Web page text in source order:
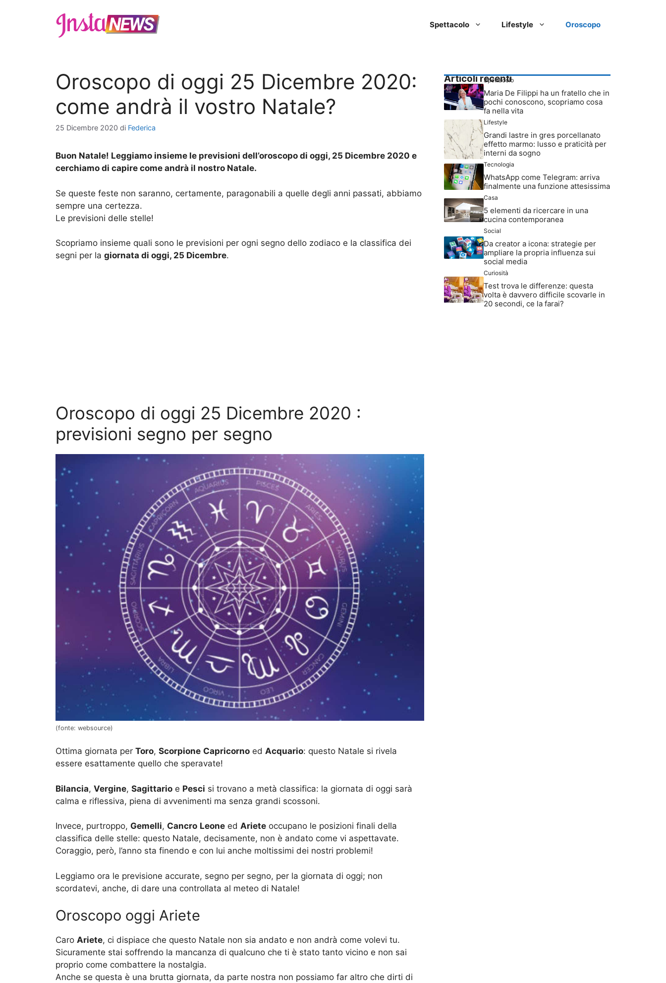
Spettacolo Lifestyle Oroscopo
Oroscopo di oggi 25 Dicembre 2020:
come andrà il vostro Natale?
25 Dicembre 2020 di Federica
Buon Natale! Leggiamo insieme le previsioni dell’oroscopo di oggi, 25 Dicembre 2020 e
cerchiamo di capire come andrà il nostro Natale.
Se queste feste non saranno, certamente, paragonabili a quelle degli anni passati, abbiamo
sempre una certezza.
Le previsioni delle stelle!
Scopriamo insieme quali sono le previsioni per ogni segno dello zodiaco e la classifica dei
segni per la giornata di oggi, 25 Dicembre.
Oroscopo di oggi 25 Dicembre 2020 :
previsioni segno per segno
(fonte: websource)
Ottima giornata per Toro, Scorpione Capricorno ed Acquario: questo Natale si rivela
essere esattamente quello che speravate!
Bilancia, Vergine, Sagittario e Pesci si trovano a metà classifica: la giornata di oggi sarà
calma e riflessiva, piena di avvenimenti ma senza grandi scossoni.
Invece, purtroppo, Gemelli, Cancro Leone ed Ariete occupano le posizioni finali della
classifica delle stelle: questo Natale, decisamente, non è andato come vi aspettavate.
Coraggio, però, l’anno sta finendo e con lui anche moltissimi dei nostri problemi!
Leggiamo ora le previsione accurate, segno per segno, per la giornata di oggi; non
scordatevi, anche, di dare una controllata al meteo di Natale!
Oroscopo oggi Ariete
Caro Ariete, ci dispiace che questo Natale non sia andato e non andrà come volevi tu.
Sicuramente stai soffrendo la mancanza di qualcuno che ti è stato tanto vicino e non sai
proprio come combattere la nostalgia.
Anche se questa è una brutta giornata, da parte nostra non possiamo far altro che dirti di
Articoli recenti
Spettacolo
Maria De Filippi ha un fratello che in
pochi conoscono, scopriamo cosa
fa nella vita
Lifestyle
Grandi lastre in gres porcellanato
effetto marmo: lusso e praticità per
interni da sogno
Tecnologia
WhatsApp come Telegram: arriva
finalmente una funzione attesissima
Casa
5 elementi da ricercare in una
cucina contemporanea
Social
Da creator a icona: strategie per
ampliare la propria influenza sui
social media
Curiosità
Test trova le differenze: questa
volta è davvero difficile scovarle in
20 secondi, ce la farai?